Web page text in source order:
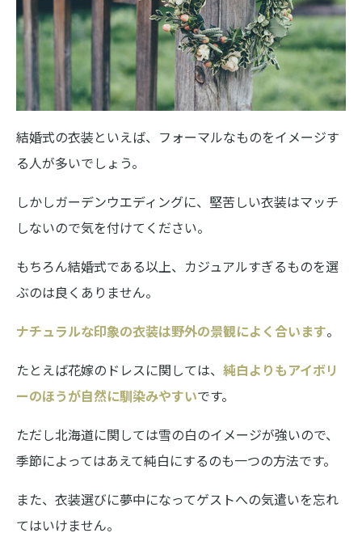
結婚式の衣装といえば、フォーマルなものをイメージす
る人が多いでしょう。
しかしガーデンウエディングに、堅苦しい衣装はマッチ
しないので気を付けてください。
もちろん結婚式である以上、カジュアルすぎるものを選
ぶのは良くありません。
ナチュラルな印象の衣装は野外の景観によく合います。
たとえば花嫁のドレスに関しては、 純白よりもアイボリ
ーのほうが自然に馴染みやすいです。
ただし北海道に関しては雪の白のイメージが強いので、
季節によってはあえて純白にするのも一つの方法です。
また、衣装選びに夢中になってゲストへの気遣いを忘れ
てはいけません。